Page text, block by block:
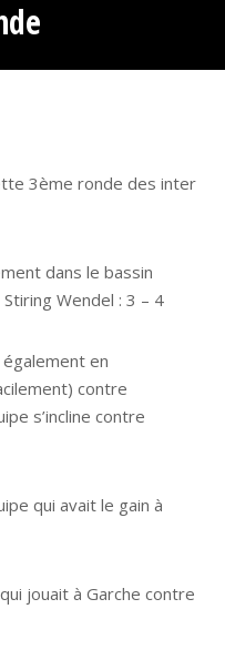
3ème ronde des inter
dans le bassin
Stiring Wendel : 3 – 4
en
contre
s’incline contre
qui avait le gain à
jouait à Garche contre